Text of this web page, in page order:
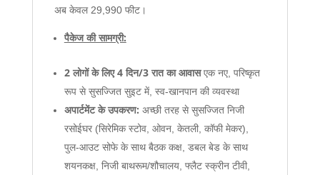
अब केवल 29,990 फीट।
पैकेज की सामग्री:
2 लोगों के लिए 4 दिन/3 रात का आवासएक नए, परिष्कृत
रूप से सुसज्जित सुइट में, स्व-खानपान की व्यवस्था
अपार्टमेंट के उपकरण: अच्छी तरह से सुसज्जित निजी
रसोईघर (सिरेमिक स्टोव, ओवन, केतली, कॉफी मेकर),
पुल-आउट सोफे के साथ बैठक कक्ष, डबल बेड के साथ
शयनकक्ष, निजी बाथरूम/शौचालय, फ्लैट स्क्रीन टीवी,